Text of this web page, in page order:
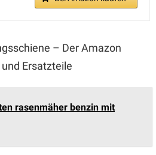
– Der Amazon
Ersatzteile
rasenmäher benzin mit